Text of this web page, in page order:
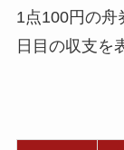
1点100円の舟
日目の収支を